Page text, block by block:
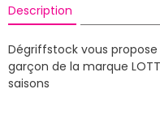
Description
Dégriffstock vous
garçon de la marque
saisons